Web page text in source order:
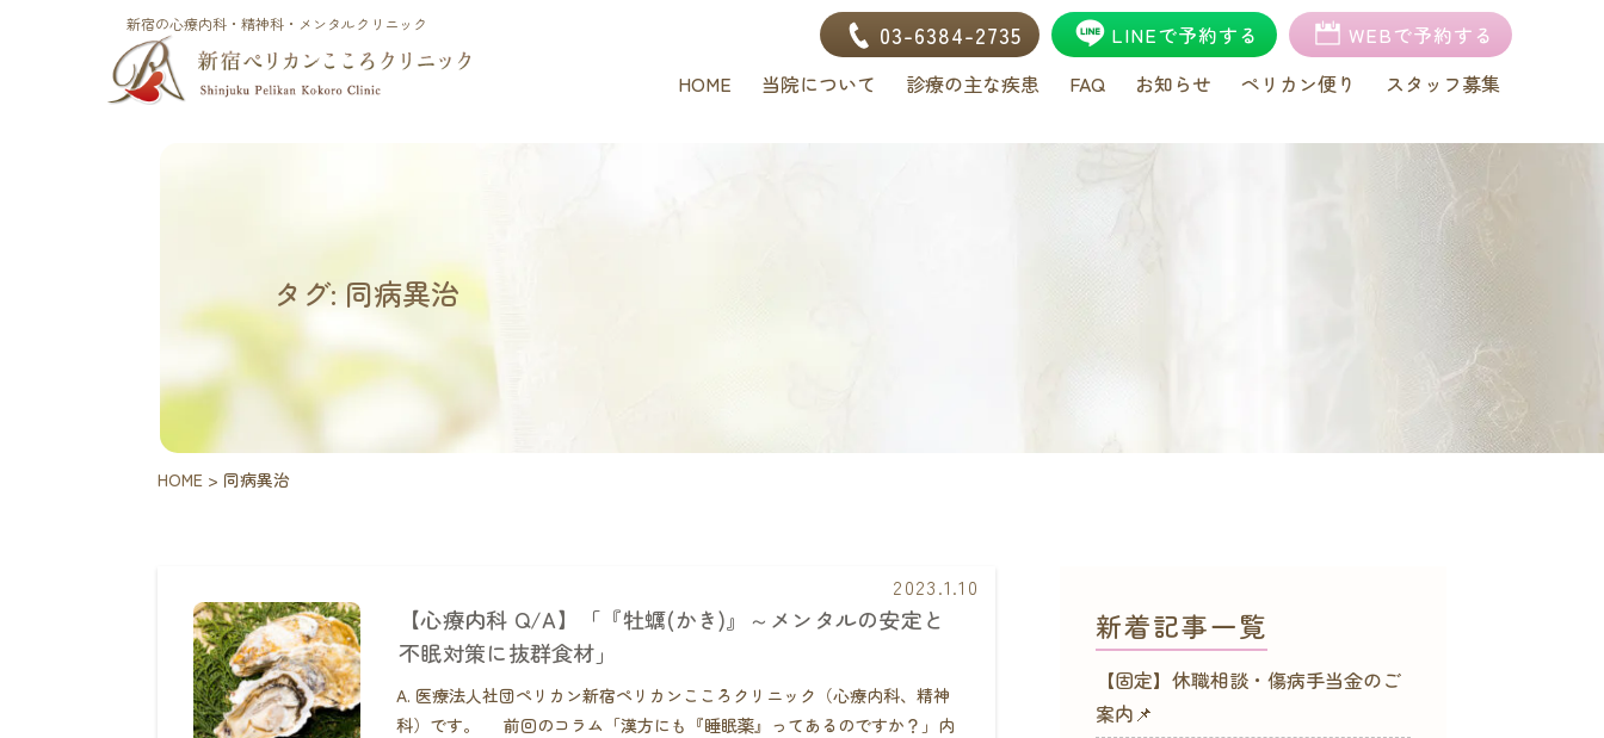
新宿の心療内科・精神科・メンタルクリニック 03-6384-2735 LINEで予約する
WEBで予約する
HOME
当院について 診療の主な疾患 FAQ お知らせ ペリカン便り スタッフ募集
タグ: 同病異治
HOME > 同病異治
2023.1.10
【心療内科 Q/A】「『牡蠣(かき)』～メンタルの安定と
不眠対策に抜群食材」
A. 医療法人社団ペリカン新宿ペリカンこころクリニック（心療内科、精神
科）です。 前回のコラム「漢方にも『睡眠薬』ってあるのですか？」内
新着記事一覧
【固定】休職相談・傷病手当金のご
案内📌